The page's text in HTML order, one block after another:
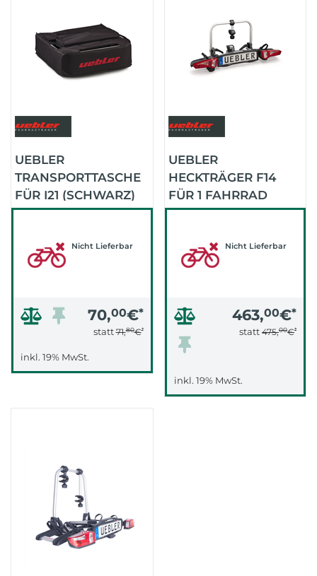
UEBLER
TRANSPORTTASCHE
FÜR I21 (SCHWARZ)
Nicht Lieferbar
70,00€*
statt71,80€*
inkl. 19% MwSt.
UEBLER
HECKTRÄGER F14
FÜR 1 FAHRRAD
9,9KG (.)
Nicht Lieferbar
463,00€*
statt 475,00€*
inkl. 19% MwSt.